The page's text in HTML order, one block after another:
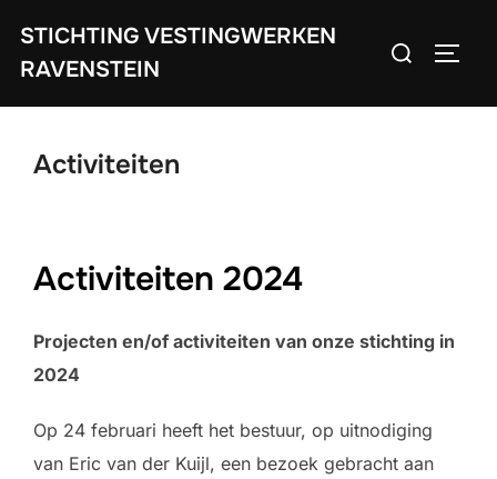
naar
inhoud
STICHTING VESTINGWERKEN
RAVENSTEIN
Zoek
Activiteiten
Activiteiten 2024
Projecten en/of activiteiten van onze stichting in
2024
Op 24 februari heeft het bestuur, op uitnodiging
van Eric van der Kuijl, een bezoek gebracht aan